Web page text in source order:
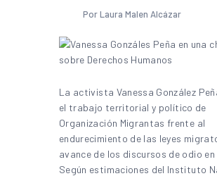
Por Laura Malen Alcázar
La activista Vanessa González
el trabajo territorial y político de
Organización Migrantas frente al
endurecimiento de las leyes
avance de los discursos de odio en
Según estimaciones del Instituto